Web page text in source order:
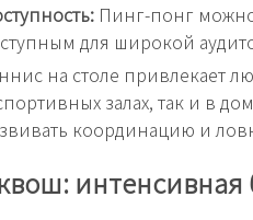
Пинг-понг можно
для широкой
на столе привлекает
залах, так и в
координацию и
интенсивная